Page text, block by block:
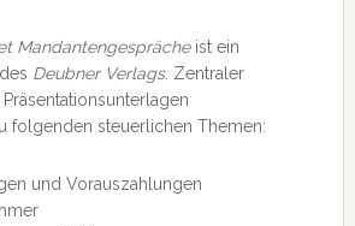
Mandantengesprächeist ein
Deubner Verlags. Zentraler
folgenden steuerlichen Themen:
und Vorauszahlungen